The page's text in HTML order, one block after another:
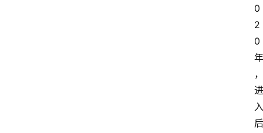
0
2
0
年
，
进
入
后